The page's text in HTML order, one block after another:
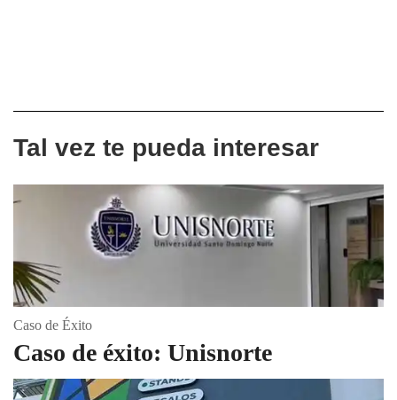
Tal vez te pueda interesar
Caso de Éxito
Caso de éxito: Unisnorte